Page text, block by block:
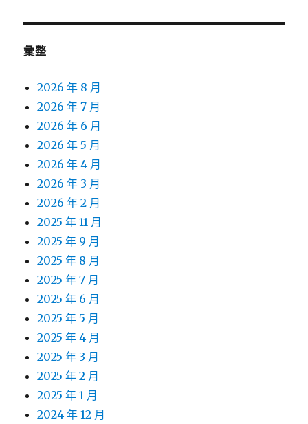
彙整
2026 年 8 月
2026 年 7 月
2026 年 6 月
2026 年 5 月
2026 年 4 月
2026 年 3 月
2026 年 2 月
2025 年 11 月
2025 年 9 月
2025 年 8 月
2025 年 7 月
2025 年 6 月
2025 年 5 月
2025 年 4 月
2025 年 3 月
2025 年 2 月
2025 年 1 月
2024 年 12 月